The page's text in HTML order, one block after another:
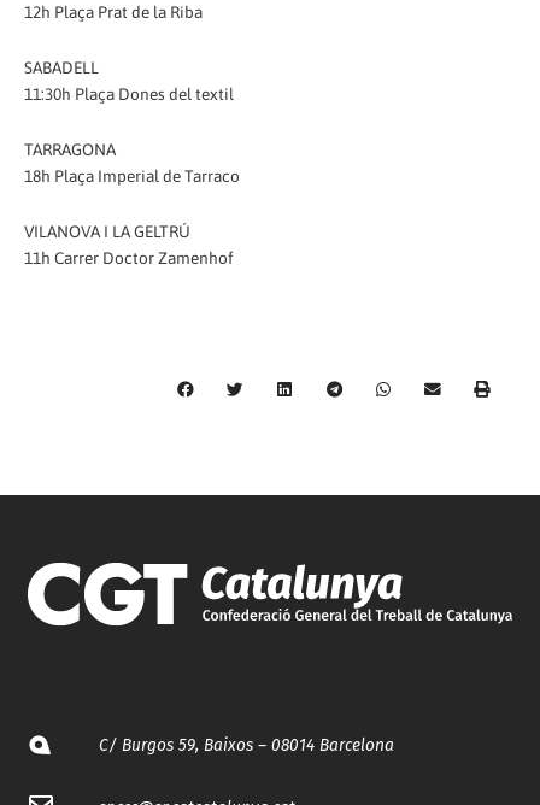
12h Plaça Prat de la Riba
SABADELL
11:30h Plaça Dones del textil
TARRAGONA
18h Plaça Imperial de Tarraco
VILANOVA I LA GELTRÚ
11h Carrer Doctor Zamenhof
C/ Burgos 59, Baixos – 08014 Barcelona